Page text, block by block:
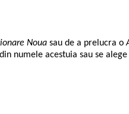
Noua sau de a prelucra o
numele acestuia sau se